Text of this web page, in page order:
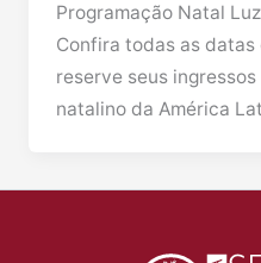
Programação Natal
Confira todas as
reserve seus
natalino da América